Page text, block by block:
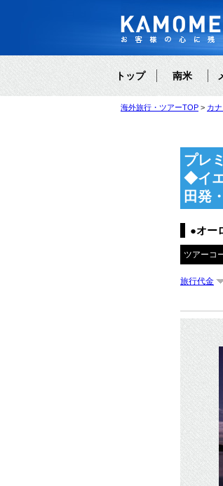
トップ 南米
海外旅行・ツアーTOP カ
プレ
◆イ
田発
●オー
ツアーコ
旅行代金